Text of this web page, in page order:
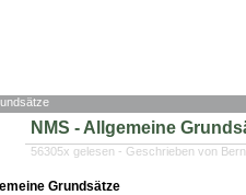
NMS - Allgemeine
56305x gelesen - Geschrieben von
Grundsätze